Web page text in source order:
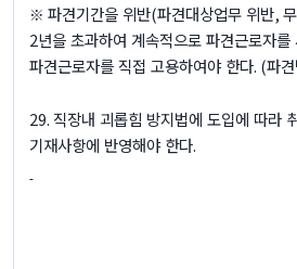
※파견기간을 위반(파견대상업무 위반,
2년을 초과하여 계속적으로 파견근로자
파견근로자를 직접 고용하여야 한다. (파
29.직장내 괴롭힘 방지법에 도입에 따라
기재사항에 반영해야 한다.